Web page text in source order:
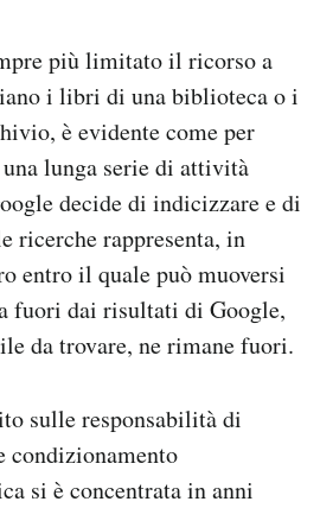
più limitato il ricorso a
i libri di una biblioteca o i
è evidente come per
lunga serie di attività
decide di indicizzare e di
ricerche rappresenta, in
entro il quale può muoversi
fuori dai risultati di Google,
da trovare, ne rimane fuori.
sulle responsabilità di
condizionamento
si è concentrata in anni